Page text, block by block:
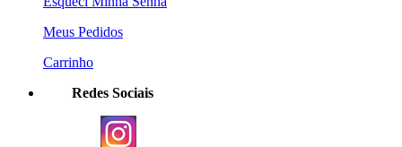
Meus Pedidos
Carrinho
Redes Sociais